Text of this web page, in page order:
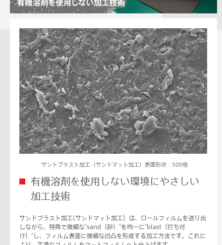
サンドブラスト加工（サンドマット加工）表面形状：500倍
有機溶剤を使用しない環境にやさしい
加工技術
サンドブラスト加工(サンドマット加工）は、ロールフィルムを送り出
しながら、特殊で微細な“sand（砂）”を均一に“blast（打ち付
け）”し、フィルム表面に微細な凹凸を形成する加工方法です。これに